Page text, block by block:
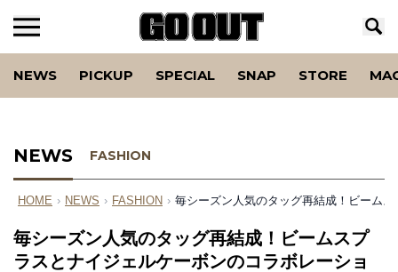
NEWS PICKUP SPECIAL SNAP STORE
NEWS FASHION
HOME › NEWS › FASHION › 毎シーズン人気のタッグ再結成！ビーム
毎シーズン人気のタッグ再結成！ビームスプ
ラスとナイジェルケーボンのコラボレーショ